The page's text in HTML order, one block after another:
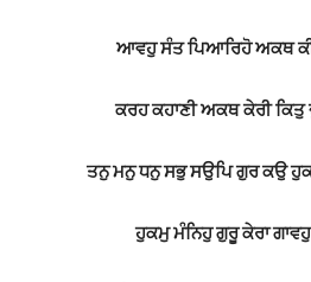
ਆਵਹੁ ਸੰਤ ਪਿਆਰਿਹੋ ਅਕਥ
ਕਰਹ ਕਹਾਣੀ ਅਕਥ ਕੇਰੀ
ਤਨੁ ਮਨੁ ਧਨੁ ਸਭੁ ਸਉਪਿ ਗੁਰ ਕਉ
ਹੁਕਮੁ ਮੰਨਿਹੁ ਗੁਰੂ ਕੇਰਾ